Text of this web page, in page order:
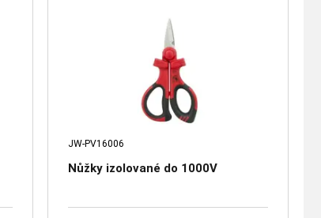
JW-PV16006
Nůžky izolované do 1000V